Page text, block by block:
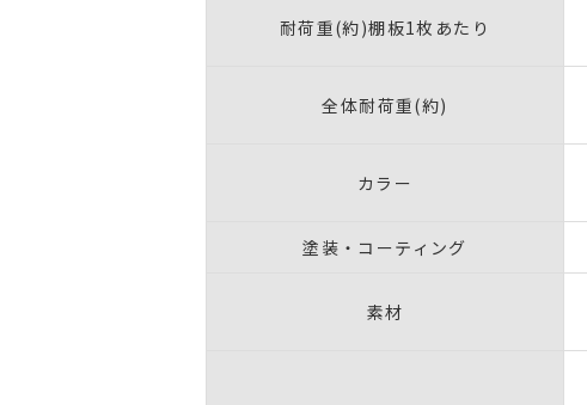
耐荷重(約)棚板1枚あたり
全体耐荷重(約)
カラー
塗装・コーティング
素材